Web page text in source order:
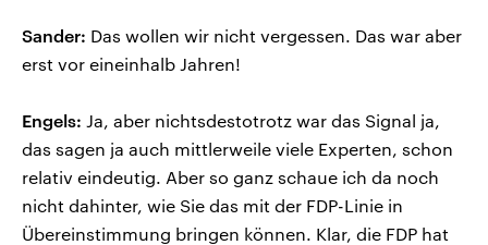
Sander: Das wollen wir nicht vergessen. Das war aber
erst vor eineinhalb Jahren!
Engels: Ja, aber nichtsdestotrotz war das Signal ja,
das sagen ja auch mittlerweile viele Experten, schon
relativ eindeutig. Aber so ganz schaue ich da noch
nicht dahinter, wie Sie das mit der FDP-Linie in
Übereinstimmung bringen können. Klar, die FDP hat